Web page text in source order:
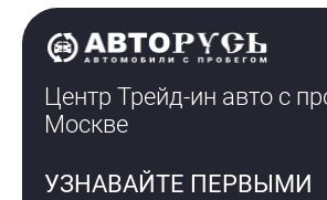
Центр Трейд-ин авто с
Москве
УЗНАВАЙТЕ ПЕРВЫМИ